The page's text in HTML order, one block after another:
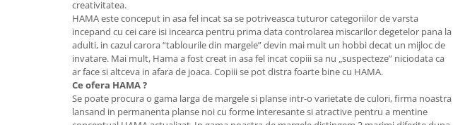
Trasee de motricitate
Diverse jucarii educative
Dezvoltarea limbajului
creativitatea.
HAMA este conceput in asa fel incat sa se potriveasca tuturor categoriilor de varsta
incepand cu cei care isi incearca pentru prima data controlarea miscarilor degetelor pana la
adulti, in cazul carora “tablourile din margele” devin mai mult un hobbi decat un mijloc de
invatare. Mai mult, Hama a fost creat in asa fel incat copiii sa nu „suspecteze” niciodata ca
ar face si altceva in afara de joaca. Copiii se pot distra foarte bine cu HAMA.
Ce ofera HAMA ?
Se poate procura o gama larga de margele si planse intr-o varietate de culori, firma noastra
lansand in permanenta planse noi cu forme interesante si atractive pentru a mentine